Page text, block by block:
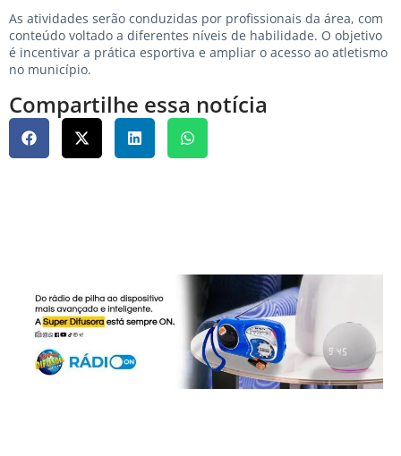
As atividades serão conduzidas por profissionais da área, com
conteúdo voltado a diferentes níveis de habilidade. O objetivo
é incentivar a prática esportiva e ampliar o acesso ao atletismo
no município.
Compartilhe essa notícia